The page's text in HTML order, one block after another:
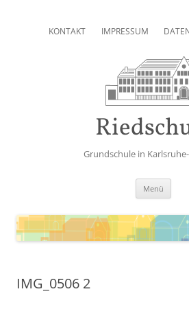
KONTAKT IMPRESSUM
Grundschule in
Menü
IMG_0506 2